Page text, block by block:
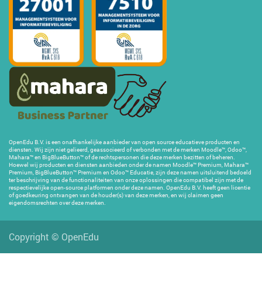
OpenEdu B.V. is een onafhankelijke aanbieder van open source educatieve producten en
diensten. Wij zijn niet gelieerd, geassocieerd of verbonden met de merken Moodle™, Odoo™,
Mahara™ en BigBlueButton™ of de rechtspersonen die deze merken bezitten of beheren.
Hoewel wij producten en diensten aanbieden onder de namen Moodle™ Premium, Mahara™
Premium, BigBlueButton™ Premium en Odoo™ Educatie, zijn deze namen uitsluitend bedoeld
ter beschrijving van de functionaliteiten van onze oplossingen die compatibel zijn met de
respectievelijke open-source platformen onder deze namen. OpenEdu B.V. heeft geen licentie
of goedkeuring ontvangen van de houder(s) van deze merken, en wij claimen geen
eigendomsrechten over deze merken.
Copyright © OpenEdu